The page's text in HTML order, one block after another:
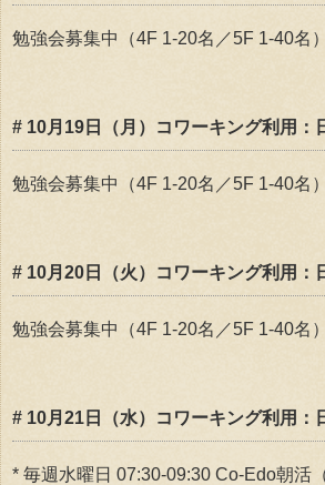
勉強会募集中（4F 1-20名／5F 1-40名）
# 10月19日（月）コワーキング利用
勉強会募集中（4F 1-20名／5F 1-40名）
# 10月20日（火）コワーキング利用
勉強会募集中（4F 1-20名／5F 1-40名）
# 10月21日（水）コワーキング利用
* 毎週水曜日 07:30-09:30 Co-Edo朝活